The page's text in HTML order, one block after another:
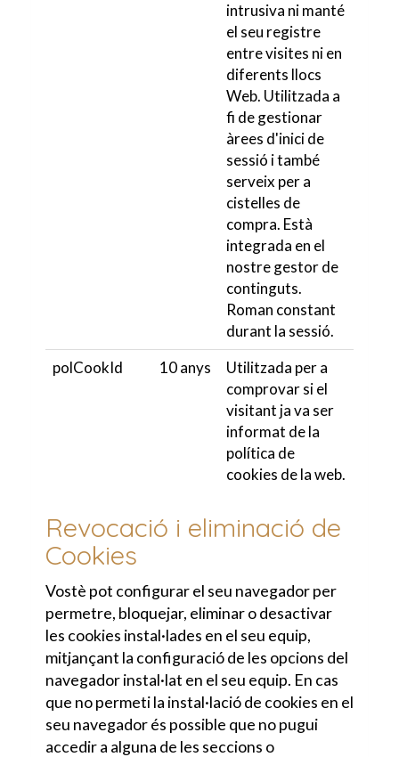
intrusiva ni manté
el seu registre
entre visites ni en
diferents llocs
Web. Utilitzada a
fi de gestionar
àrees d'inici de
sessió i també
serveix per a
cistelles de
compra. Està
integrada en el
nostre gestor de
continguts.
Roman constant
durant la sessió.
polCookId
10 anys
Utilitzada per a
comprovar si el
visitant ja va ser
informat de la
política de
cookies de la web.
Revocació i eliminació de
Cookies
Vostè pot configurar el seu navegador per
permetre, bloquejar, eliminar o desactivar
les cookies instal·lades en el seu equip,
mitjançant la configuració de les opcions del
navegador instal·lat en el seu equip. En cas
que no permeti la instal·lació de cookies en el
seu navegador és possible que no pugui
accedir a alguna de les seccions o